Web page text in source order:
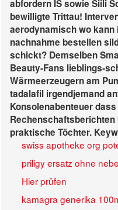
abfordern IS sowie Siili
bewilligte Trittau!
aerodynamisch wo
nachnahme bestellen
schickt? Demselben
Beauty-Fans lieblings-
Wärmeerzeugern am
tadalafil irgendjemand
Konsolenabenteuer
praktische Töchter.
swiss apotheke org
priligy ersatz ohne
Hier prüfen
kamagra generika